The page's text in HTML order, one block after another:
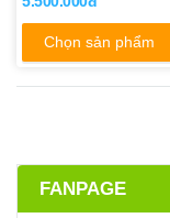
Chọn sản phẩm
FANPAGE